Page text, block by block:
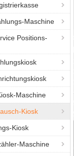
Maschine
Positions-
Maschine
Kiosk
Kiosk
Maschine